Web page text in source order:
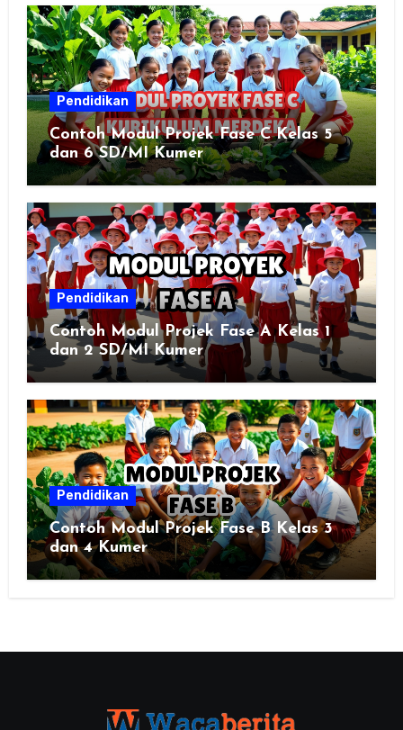
Pendidikan
Contoh Modul Projek Fase C Kelas 5
dan 6 SD/MI Kumer
Pendidikan
Contoh Modul Projek Fase A Kelas 1
dan 2 SD/MI Kumer
Pendidikan
Contoh Modul Projek Fase B Kelas 3
dan 4 Kumer